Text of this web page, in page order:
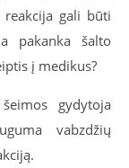
gali būti
pakanka šalto
į medikus?
gydytoja
vabzdžių